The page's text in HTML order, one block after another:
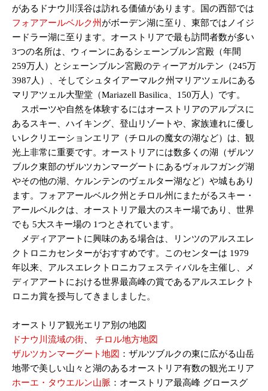
があるドナウ川渓谷は訪れる価値があります。国の西部では
フォアアールベルク州 がボーデン湖に至り、東部ではノイジ
ードラー湖に至ります。オーストリアで最も訪問者数が多い
3つの名所は、ウィーンにあるシェーンブルン宮殿（年間
259万人）とシェーンブルン宮殿のティーアガルテン（245万
3987人）、そしてシュタイアーマルク州マリアツェルにある
マリアツェル大聖堂（Mariazell Basilica、150万人）です。
スポーツや自然を体験するにはオーストリアのアルプスに
あるスキー、ハイキング、登山リゾートや、家族連れに優し
いレクリエーションエリア（チロルの魔女の湖など）は、観
光上非常に重要です。オーストリアには数多くの湖（ザルツ
ブルク東部のザルツカンマーグートにあるヴォルフガング湖
やその他の湖、ケルンテンのヴェルター湖など）や城もあり
ます。フォアアールベルク州とチロル州にまたがるスキー・
アールベルクは、オーストリア最大のスキー場であり、世界
でも 5大スキー場の 1つとされています。
メディアアートに興味のある場合は、リンツのアルスエレ
クトロニカセンターがおすすめです。このセンターは 1979
年以来、アルスエレクトロニカフェスティバルを主催し、メ
ディアアートにおける世界最高峰の賞であるアルスエレクト
ロニカ賞を授与してきましました。
オーストリア観光エリア別の地図
ドナウ川流域の街、 チロル地方地図
ザルツカンマーグート地図 ：ザルツブルクの東に広がる山岳
地帯で美しい山々と湖のあるオーストリア有数の観光エリア
ホーエ・タウエルン山脈 ：オーストリア最高峰 グロースグ